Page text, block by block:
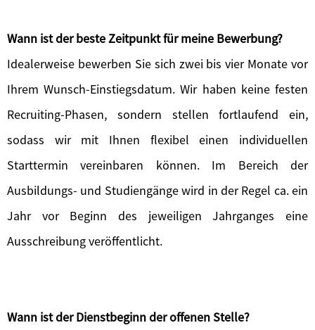
Wann ist der beste Zeitpunkt für meine Bewerbung?
Idealerweise bewerben Sie sich zwei bis vier Monate vor
Ihrem Wunsch-Einstiegsdatum. Wir haben keine festen
Recruiting-Phasen, sondern stellen fortlaufend ein,
sodass wir mit Ihnen flexibel einen individuellen
Starttermin vereinbaren können. Im Bereich der
Ausbildungs- und Studiengänge wird in der Regel ca. ein
Jahr vor Beginn des jeweiligen Jahrganges eine
Ausschreibung veröffentlicht.
Wann ist der Dienstbeginn der offenen Stelle?